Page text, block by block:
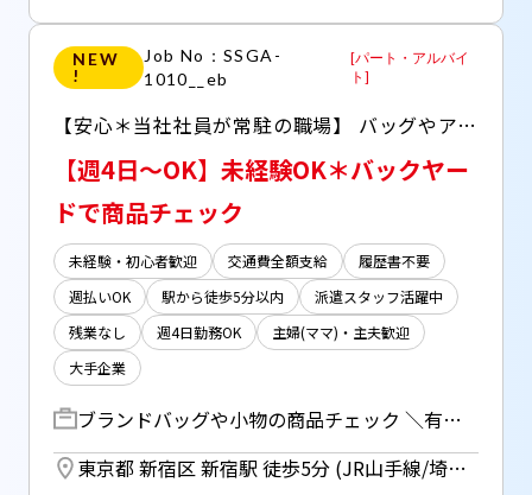
NEW
!
Job No：SSGA-
1010__eb
[パート・アルバイ
ト]
【安心＊当社社員が常駐の職場】 バッグやアクセサリーの検品や仕分けなどをお任せします✰彡▽30～50代が幅広く活躍中！▽アクティブに動いて頂くことも多く、接客・営業の経験が活かせます！ ▽スタッフ同士のコミュニケーションを大切にしている環境.+*
【週4日～OK】未経験OK＊バックヤー
ドで商品チェック
未経験・初心者歓迎 交通費全額支給
履歴書不要
週払いOK
駅から徒歩5分以内
派遣スタッフ活躍中
残業なし
週4日勤務OK
主婦(ママ)・主夫歓迎
大手企業
ブランドバッグや小物の商品チェック ＼有名ラグジュアリーブランド／ アクセサリーやバッグ・キッチン用品など… バックヤード業務をお任せします！ 具体的には ▼ 届いた商品の受け取り、中身のチェック ▼ キズがないかの確認 ▼ ラッピング（包装） ▼ 在庫の確認や、スタッフへの共有 ＝＝＝＝＝＝＝＝＝＝＝＝＝＝＝＝＝＝＝＝ ＊当社スタッフさんと一緒のシフトなので わからないことはすぐに聞けて安心.* ＝＝＝＝＝＝＝＝＝＝＝＝＝＝＝＝＝＝＝＝
東京都 新宿区 新宿駅 徒歩5分 (JR山手線/埼京線/中央線/総武線/京王線/小田急線/都営新宿線/都営大江戸線/東京メトロ丸ノ内線) ／ 新宿三丁目駅 徒歩1分 (副都心線/丸ノ内線/都営新宿線)